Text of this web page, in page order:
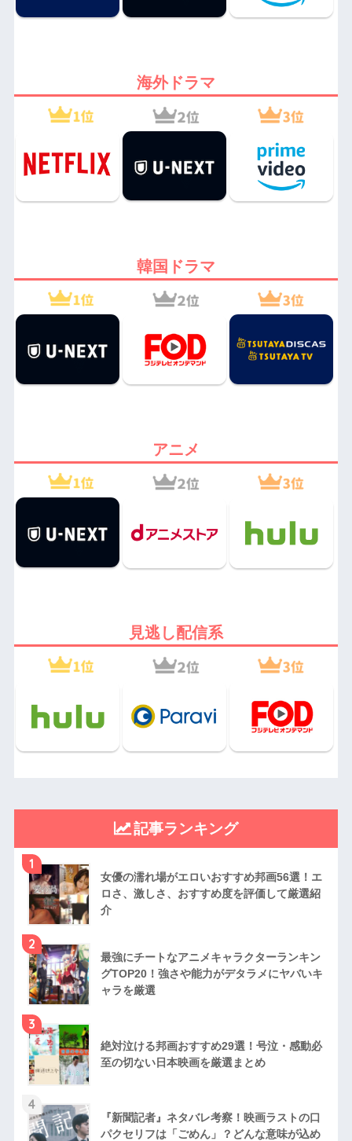
海外ドラマ
韓国ドラマ
アニメ
見逃し配信系
記事ランキング
1
女優の濡れ場がエロいおすすめ邦画56選！エ
ロさ、激しさ、おすすめ度を評価して厳選紹
介
2
最強にチートなアニメキャラクターランキン
グTOP20！強さや能力がデタラメにヤバいキ
ャラを厳選
3
絶対泣ける邦画おすすめ29選！号泣・感動必
至の切ない日本映画を厳選まとめ
4
『新聞記者』ネタバレ考察！映画ラストの口
パクセリフは「ごめん」？どんな意味が込め